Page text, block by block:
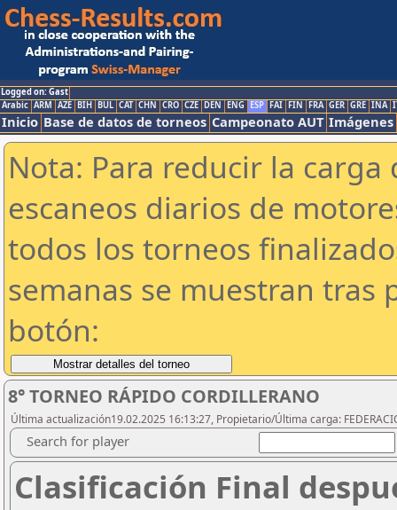
Logged on: Gast
Arabic ARM AZE BIH BUL CAT CHN CRO CZE DEN ENG ESP FAI FIN FRA GER GRE INA
Inicio Base de datos de torneos Campeonato AUT Imágenes
Nota: Para reducir la
escaneos diarios de
todos los torneos
semanas se muestran tras
botón:
8° TORNEO RÁPIDO CORDILLERANO
Última actualización19.02.2025 16:13:27, Propietario/Última carga:
Search for player
Clasificación Final